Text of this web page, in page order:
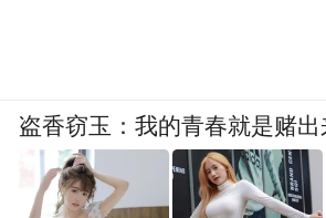
盗香窃玉：我的青春就是赌出